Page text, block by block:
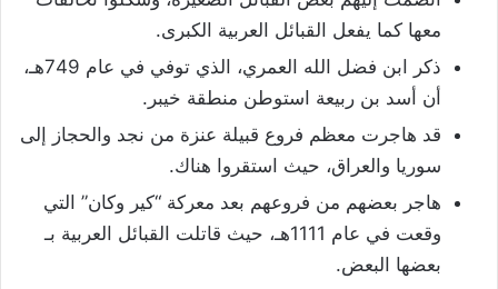
معها كما يفعل القبائل العربية الكبرى.
ذكر ابن فضل الله العمري، الذي توفي في عام 749هـ،
أن أسد بن ربيعة استوطن منطقة خيبر.
قد هاجرت معظم فروع قبيلة عنزة من نجد والحجاز إلى
سوريا والعراق، حيث استقروا هناك.
هاجر بعضهم من فروعهم بعد معركة “كير وكان” التي
وقعت في عام 1111هـ، حيث قاتلت القبائل العربية بـ
بعضها البعض.